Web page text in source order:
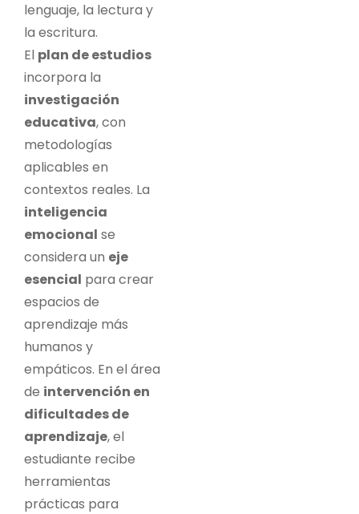
lenguaje, la lectura y
la escritura.
El plan de estudios
incorpora la
investigación
educativa, con
metodologías
aplicables en
contextos reales. La
inteligencia
emocional se
considera un eje
esencial para crear
espacios de
aprendizaje más
humanos y
empáticos. En el área
de intervención en
dificultades de
aprendizaje, el
estudiante recibe
herramientas
prácticas para